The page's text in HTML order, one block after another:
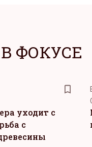
ФОКУСЕ
уходит с
с